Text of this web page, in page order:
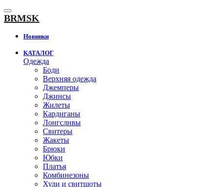
К
содержанию
BRMSK
Новинки
КАТАЛОГ
Одежда
Боди
Верхняя одежда
Джемперы
Джинсы
Жилеты
Кардиганы
Лонгсливы
Свитеры
Жакеты
Брюки
Юбки
Платья
Комбинезоны
Худи и свитшоты